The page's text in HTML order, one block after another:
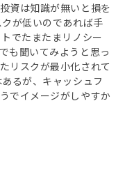
資は知識が無いと損を
が低いのであれば手
でたまたまリノシー
も聞いてみようと思っ
リスクが最小化されて
るが、キャッシュフ
でイメージがしやすか